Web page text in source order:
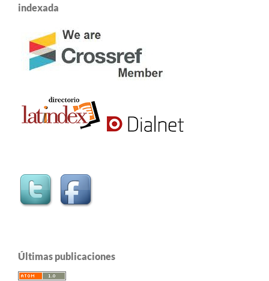
indexada
Últimas publicaciones